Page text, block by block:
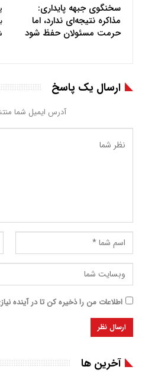
سخنگوی جبهه پایداری:
مذاکره نتیجه‌ای ندارد، اما
حرمت مسئولان حفظ شود
ارسال یک پاسخ
آدرس ایمیل شما
اطلاعات من را ذخیره کن تا در آینده
آخرین ها